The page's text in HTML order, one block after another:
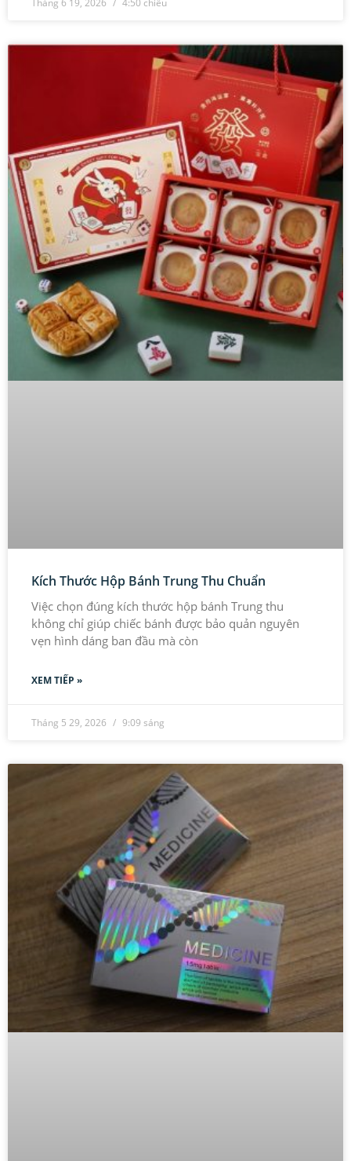
Tháng 6 19, 2026 4:50 chiều
Kích Thước Hộp Bánh Trung Thu Chuẩn
Việc chọn đúng kích thước hộp bánh Trung thu
không chỉ giúp chiếc bánh được bảo quản nguyên
vẹn hình dáng ban đầu mà còn
XEM TIẾP »
Tháng 5 29, 2026 9:09 sáng